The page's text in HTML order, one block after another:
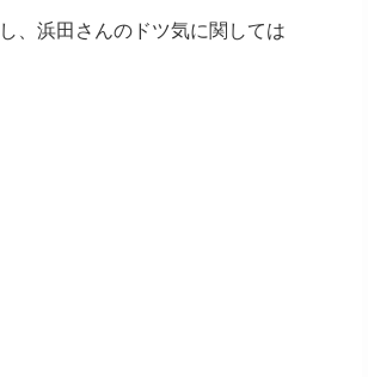
、浜田さんのドツ気に関しては